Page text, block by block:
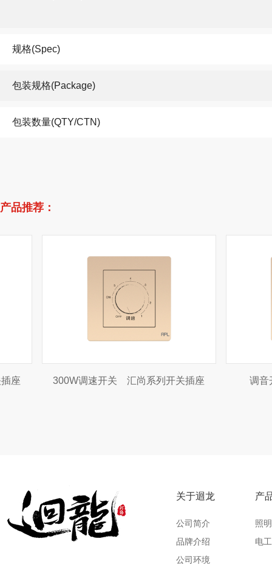
规格(Spec)
包装规格(Package)
包装数量(QTY/CTN)
产品推荐：
一位电话插座 汇尚系列开关插座 一位电脑插座
关于迴龙
公司简介
品牌介绍
公司环境
产
照
电